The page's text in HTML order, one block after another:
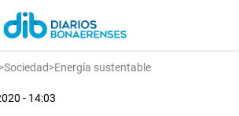
>Sociedad>Energía sustentable
- 14:03